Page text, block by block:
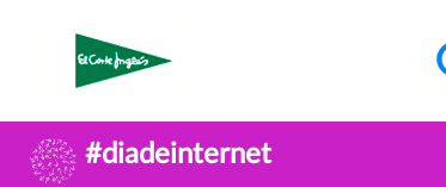
#diadeinternet